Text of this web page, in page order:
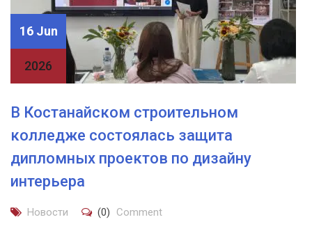
16 Jun
2026
В Костанайском строительном
колледже состоялась защита
дипломных проектов по дизайну
интерьера
Новости (0) Comment